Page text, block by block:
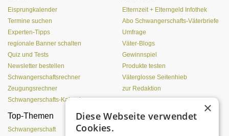
Eisprungkalender
Termine suchen
Experten-Tipps
regionale Banner schalten
Quiz und Tests
Newsletter bestellen
Schwangerschaftsrechner
Zeugungsrechner
Schwangerschafts-Kalender
Elternzeit + Elterngeld Infothek
Abo Schwangerschafts-Väterbriefe
Umfrage
Väter-Blogs
Gewinnspiel
Produkte testen
Väterglosse Seitenhieb
zur Redaktion
Top-Themen
Schwangerschaft
Einen Lehmofen
×
Diese Webseite verwendet
Cookies.